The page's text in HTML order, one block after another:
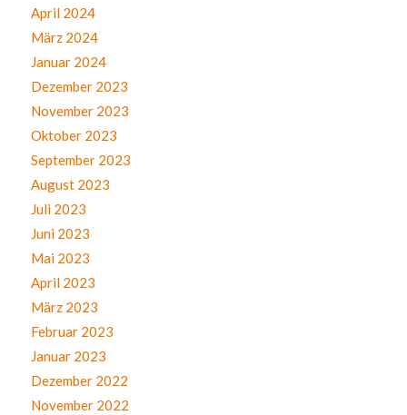
April 2024
März 2024
Januar 2024
Dezember 2023
November 2023
Oktober 2023
September 2023
August 2023
Juli 2023
Juni 2023
Mai 2023
April 2023
März 2023
Februar 2023
Januar 2023
Dezember 2022
November 2022